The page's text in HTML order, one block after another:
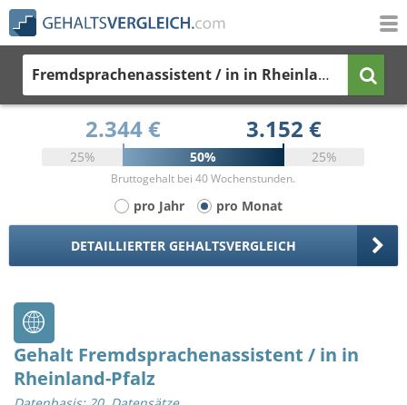
Fremdsprachenassistent / in in Rheinland-Pfalz
2.344 € 3.152 €
25% 50% 25%
Bruttogehalt bei 40 Wochenstunden.
pro Jahr pro Monat
DETAILLIERTER GEHALTSVERGLEICH
Gehalt Fremdsprachenassistent / in in
Rheinland-Pfalz